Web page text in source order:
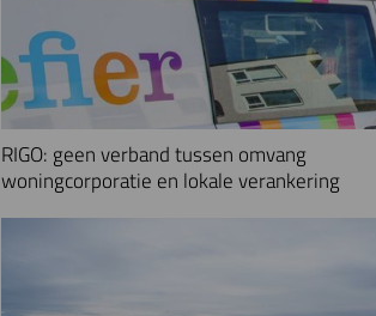
RIGO: geen verband tussen omvang
woningcorporatie en lokale verankering